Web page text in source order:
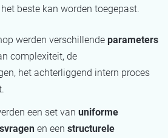
het beste kan worden toegepast.
werden verschillende parameters
complexiteit, de
het achterliggend intern proces
een set van uniforme
en een structurele